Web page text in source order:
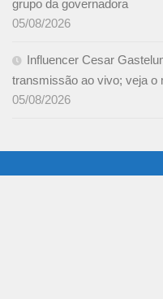
grupo da governadora
05/08/2026
Influencer Cesar
transmissão ao vivo; veja o
05/08/2026